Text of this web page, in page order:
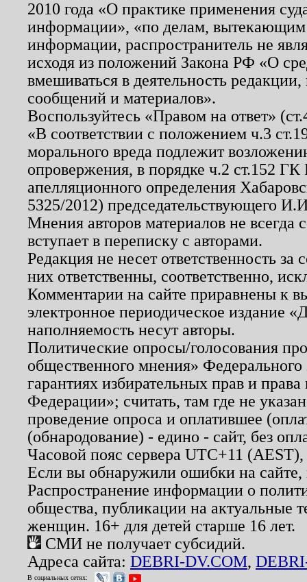
2010 года «О практике применения
информации», «по делам, вытекающим
информации, распространитель не
исходя из положений Закона РФ «О
вмешиваться в деятельность
сообщений и материалов».
Воспользуйтесь «Правом на ответ»
«В соответствии с положением ч.3
морального вреда подлежит
опровержения, в порядке ч.2 ст.152
апелляционного определения
5325/2012) председательствующего
Мнения авторов материалов не
вступает в переписку с авторами.
Редакция не несет ответственность
них ответственны, соответственно,
Комментарии на сайте приравнены к
электронное периодическое издание
наполняемость несут авторы.
Политические опросы/голосования
общественного мнения»
гарантиях избирательных прав и
Федерации»; считать, там где не
проведение опроса и оплатившее
(обнародование) - едино - сайт, без
Часовой пояс сервера UTC+11
Если вы обнаружили ошибки на
Распространение информации о
общества, публикации на актуальные
женщин. 16+ для детей старше 16 лет.
СМИ не получает субсидий.
Адреса сайта: DEBRI-DV.COM,
В социальных сетях: